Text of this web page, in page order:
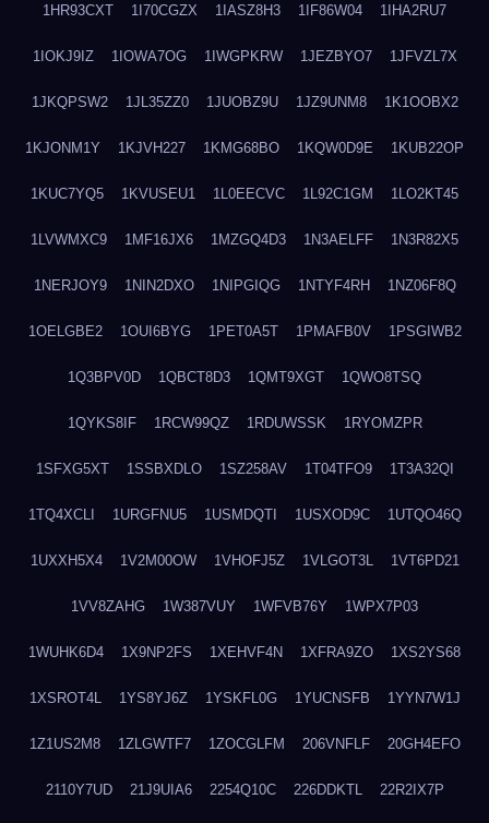
1HR93CXT 1I70CGZX 1IASZ8H3 1IF86W04 1IHA2RU7
1IOKJ9IZ 1IOWA7OG 1IWGPKRW 1JEZBYO7 1JFVZL7X
1JKQPSW2 1JL35ZZ0 1JUOBZ9U 1JZ9UNM8 1K1OOBX2
1KJONM1Y 1KJVH227 1KMG68BO 1KQW0D9E 1KUB22OP
1KUC7YQ5 1KVUSEU1 1L0EECVC 1L92C1GM 1LO2KT45
1LVWMXC9 1MF16JX6 1MZGQ4D3 1N3AELFF 1N3R82X5
1NERJOY9 1NIN2DXO 1NIPGIQG 1NTYF4RH 1NZ06F8Q
1OELGBE2 1OUI6BYG 1PET0A5T 1PMAFB0V 1PSGIWB2
1Q3BPV0D 1QBCT8D3 1QMT9XGT 1QWO8TSQ
1QYKS8IF 1RCW99QZ 1RDUWSSK 1RYOMZPR
1SFXG5XT 1SSBXDLO 1SZ258AV 1T04TFO9 1T3A32QI
1TQ4XCLI 1URGFNU5 1USMDQTI 1USXOD9C 1UTQO46Q
1UXXH5X4 1V2M00OW 1VHOFJ5Z 1VLGOT3L 1VT6PD21
1VV8ZAHG 1W387VUY 1WFVB76Y 1WPX7P03
1WUHK6D4 1X9NP2FS 1XEHVF4N 1XFRA9ZO 1XS2YS68
1XSROT4L 1YS8YJ6Z 1YSKFL0G 1YUCNSFB 1YYN7W1J
1Z1US2M8 1ZLGWTF7 1ZOCGLFM 206VNFLF 20GH4EFO
2110Y7UD 21J9UIA6 2254Q10C 226DDKTL 22R2IX7P